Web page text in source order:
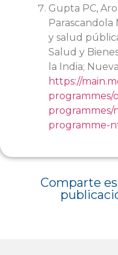
Gupta PC,
Parascandola
y salud
Salud y
la India;
https://
programme-
Comparte